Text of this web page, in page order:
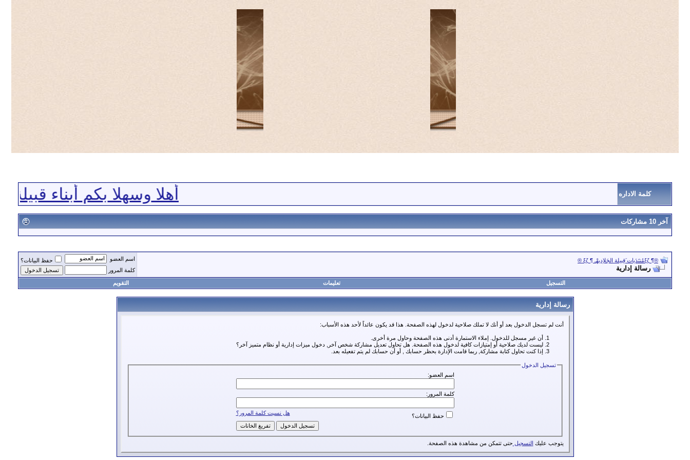
أهلا وسهلا بكم أبناء كلمة الاداره
آخر 10 مشاركات
®¶ ξζمُنتَدَيات َقِبيلة الجَلاِديهْـ ¶ ξζ ®
رسالة إدارية
اسم العضو
حفظ البيانات؟
كلمة المرور
التسجيل تعليمات التقويم
رسالة إدارية
أنت لم تسجل الدخول بعد أو أنك لا تملك صلاحية لدخول لهذه الصفحة. هذا قد يكون عائداً لأحد هذه الأسباب:
أن غير مسجل للدخول. إملاء الاستمارة أدنى هذه الصفحة وحاول مرة أخرى.
ليست لديك صلاحية أو إمتيازات كافية لدخول هذه الصفحة. هل تحاول تعديل مشاركة شخص آخر, دخول ميزات إدارية أو نظام متميز آخر؟
إذا كنت تحاول كتابة مشاركة, ربما قامت الإدارة بحظر حسابك , أو أن حسابك لم يتم تفعيله بعد.
تسجيل الدخول
اسم العضو:
كلمة المرور:
هل نسيت كلمة المرور؟ حفظ البيانات؟
يتوجب عليك التسجيل حتى تتمكن من مشاهدة هذه الصفحة.